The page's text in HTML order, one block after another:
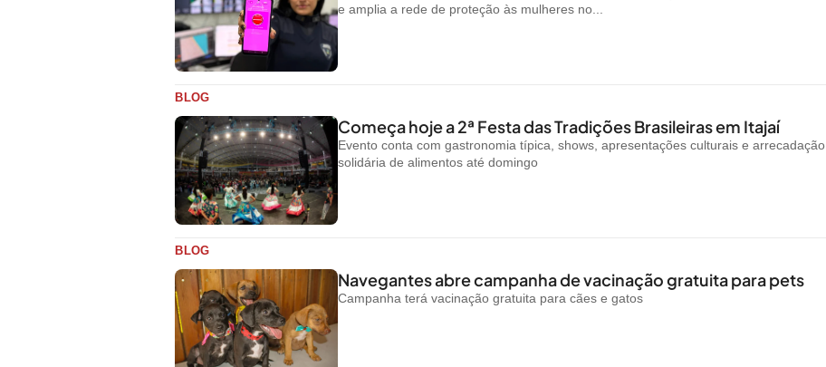
e amplia a rede de proteção às mulheres no...
BLOG
Começa hoje a 2ª Festa das Tradições Brasileiras em Itajaí
Evento conta com gastronomia típica, shows, apresentações culturais e arrecadação
solidária de alimentos até domingo
BLOG
Navegantes abre campanha de vacinação gratuita para pets
Campanha terá vacinação gratuita para cães e gatos